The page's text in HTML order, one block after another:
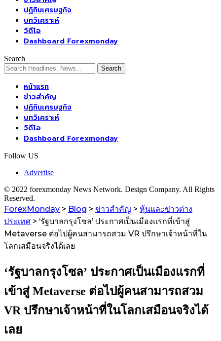
ปฏิทินเศรษฐกิจ
บทวิเคราะห์
วิดีโอ
Dashboard Forexmonday
Search
หน้าแรก
ข่าวสำคัญ
ปฏิทินเศรษฐกิจ
บทวิเคราะห์
วิดีโอ
Dashboard Forexmonday
Follow US
Advertise
© 2022 forexmonday News Network. Design Company. All Rights
Reserved.
ForexMonday > Blog > ข่าวสำคัญ > หุ้นและข่าวต่าง
ประเทศ > ‘รัฐบาลกรุงโซล’ ประกาศเป็นเมืองแรกที่เข้าสู่
Metaverse ต่อไปผู้คนสามารถสวม VR ปรึกษาเจ้าหน้าที่ใน
โลกเสมือนจริงได้เลย
‘รัฐบาลกรุงโซล’ ประกาศเป็นเมืองแรกที่
เข้าสู่ Metaverse ต่อไปผู้คนสามารถสวม
VR ปรึกษาเจ้าหน้าที่ในโลกเสมือนจริงได้
เลย